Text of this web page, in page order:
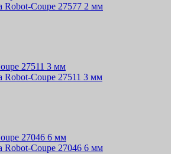
Robot-Coupe 27577 2 мм
Robot-Coupe 27511 3 мм
Robot-Coupe 27046 6 мм